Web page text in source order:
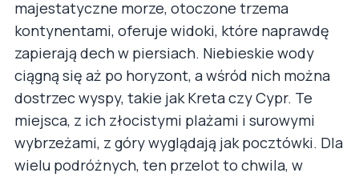
majestatyczne morze, otoczone trzema
kontynentami, oferuje widoki, które naprawdę
zapierają dech w piersiach. Niebieskie wody
ciągną się aż po horyzont, a wśród nich można
dostrzec wyspy, takie jak Kreta czy Cypr. Te
miejsca, z ich złocistymi plażami i surowymi
wybrzeżami, z góry wyglądają jak pocztówki. Dla
wielu podróżnych, ten przelot to chwila, w